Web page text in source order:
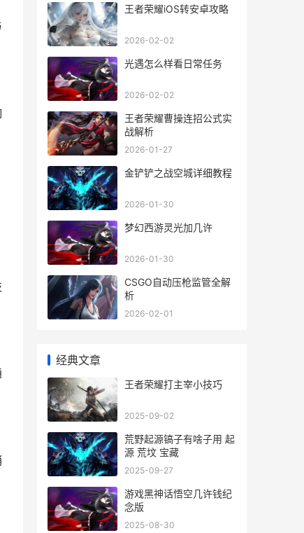
王者荣耀iOS转安卓攻略
2026-02-02
光遇怎么样看日常任务
2026-02-02
王者荣耀曹操连招公式实
战解析
2026-01-27
金铲铲之战空城详细教程
2026-01-30
梦幻西游灵光加几许
2026-01-30
CSGO自动压枪监管全解
析
2026-02-01
经典文章
王者荣耀打主宰小技巧
2025-09-02
荒野起源镐子有啥子用 起
源 荒坟 宝藏
2025-09-27
游戏黑神话悟空几许钱纪
念版
2025-08-30